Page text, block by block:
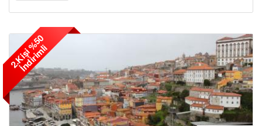
2
.
K
i
ş
i
%
5
0
İ
n
d
i
r
i
m
l
i